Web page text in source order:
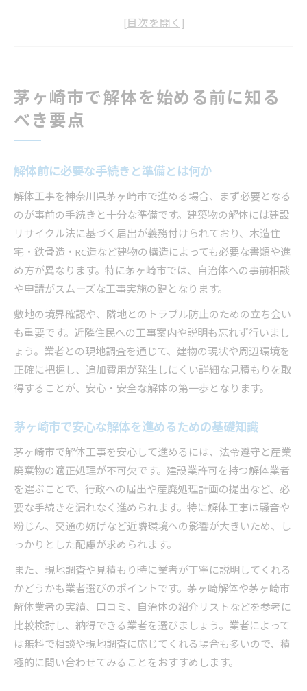
神奈川県の解体業者一覧から探すコツを紹介
解体業者ランキングや口コミの活用法解説
神奈川県解体業者一覧を比較する際の着眼点
安全確保できる解体業者の選び方を伝授
安心して頼める解体の基準を徹底解説
解体工事の許可や資格の確認方法を紹介
茅ヶ崎市で評判の良い解体業者の特徴
産業廃棄物処理体制が整った解体業者を選ぶ
法令遵守の徹底が解体成功の第一歩となる理由
現地調査や説明が丁寧な解体業者の見極め方
見積もり比較で分かる茅ヶ崎市の解体事情
複数解体業者の見積もり比較時の注目点
解体費用の内訳と追加料金の注意点解説
茅ヶ崎市解体工事でよくある見積もりの落とし
産廃処理費用の違いが解体費に与える影響
解体業者選びで後悔しないためのポイント整理
環境配慮も大切な茅ヶ崎市の解体工事
解体時の廃棄物分別と環境配慮の重要性
茅ヶ崎市の産業廃棄物処理業者の選び方
環境にやさしい解体工法や取り組みを紹介
解体現場でのリサイクル推進ポイント解説
産廃業者との連携が解体成功のカギとなる理由
法令遵守が解体成功のカギとなる理由
解体に必要な法的手続きと許可の基礎知識
茅ヶ崎市での解体工事に関する法令ポイント
違法業者を避けるための確認事項を解説
茅ヶ崎市で解体を始める前に知る
べき要点
解体前に必要な手続きと準備とは何か
解体工事を神奈川県茅ヶ崎市で進める場合、まず必要となる
のが事前の手続きと十分な準備です。建築物の解体には建設
リサイクル法に基づく届出が義務付けられており、木造住
宅・鉄骨造・RC造など建物の構造によっても必要な書類や進
め方が異なります。特に茅ヶ崎市では、自治体への事前相談
や申請がスムーズな工事実施の鍵となります。
敷地の境界確認や、隣地とのトラブル防止のための立ち会い
も重要です。近隣住民への工事案内や説明も忘れず行いまし
ょう。業者との現地調査を通じて、建物の現状や周辺環境を
正確に把握し、追加費用が発生しにくい詳細な見積もりを取
得することが、安心・安全な解体の第一歩となります。
茅ヶ崎市で安心な解体を進めるための基礎知識
茅ヶ崎市で解体工事を安心して進めるには、法令遵守と産業
廃棄物の適正処理が不可欠です。建設業許可を持つ解体業者
を選ぶことで、行政への届出や産廃処理計画の提出など、必
要な手続きを漏れなく進められます。特に解体工事は騒音や
粉じん、交通の妨げなど近隣環境への影響が大きいため、し
っかりとした配慮が求められます。
また、現地調査や見積もり時に業者が丁寧に説明してくれる
かどうかも業者選びのポイントです。茅ヶ崎解体や茅ヶ崎市
解体業者の実績、口コミ、自治体の紹介リストなどを参考に
比較検討し、納得できる業者を選びましょう。業者によって
は無料で相談や現地調査に応じてくれる場合も多いので、積
極的に問い合わせてみることをおすすめします。